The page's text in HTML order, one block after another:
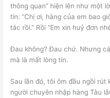
thông quan” hiện lên như một
tin: “Chị ơi, hàng của em bao
tác rồi.” Rồi “Em xin huỷ đơn
Đau không? Đau chứ. Nhưng
mà là mất lòng tin.
Sau lần đó, tôi ôm đầu ngồi rút
người chuyên nhập hàng Tàu